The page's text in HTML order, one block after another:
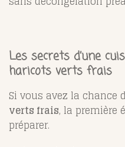
Les secrets d’une
haricots verts frais
Si vous avez la chance
verts frais, la première
préparer.